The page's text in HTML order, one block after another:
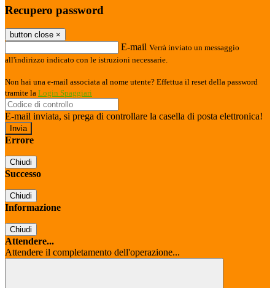
Recupero password
button close ×
E-mail Verrà inviato un messaggio
all'indirizzo indicato con le istruzioni necessarie.
Non hai una e-mail associata al nome utente? Effettua il reset della password
tramite la Login Spaggiari
E-mail inviata, si prega di controllare la casella di posta elettronica!
Errore
Chiudi
Successo
Chiudi
Informazione
Chiudi
Attendere...
Attendere il completamento dell'operazione...